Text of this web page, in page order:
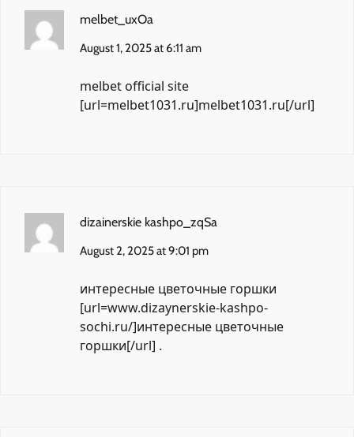
melbet_uxOa
August 1, 2025 at 6:11 am
melbet official site
[url=melbet1031.ru]melbet1031.ru[/url]
dizainerskie kashpo_zqSa
August 2, 2025 at 9:01 pm
интересные цветочные горшки
[url=www.dizaynerskie-kashpo-
sochi.ru/]интересные цветочные
горшки[/url] .